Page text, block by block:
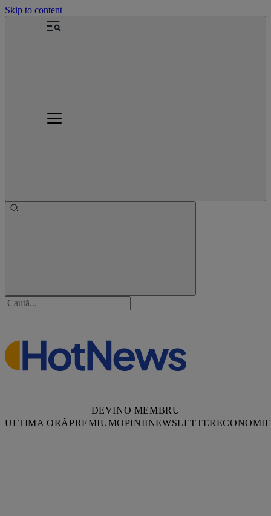
Skip to content
DEVINO MEMBRU
ULTIMA ORĂPREMIUMOPINIINEWSLETTERECONOMIE